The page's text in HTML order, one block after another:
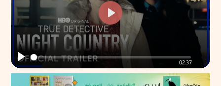
Play
02:37
Play